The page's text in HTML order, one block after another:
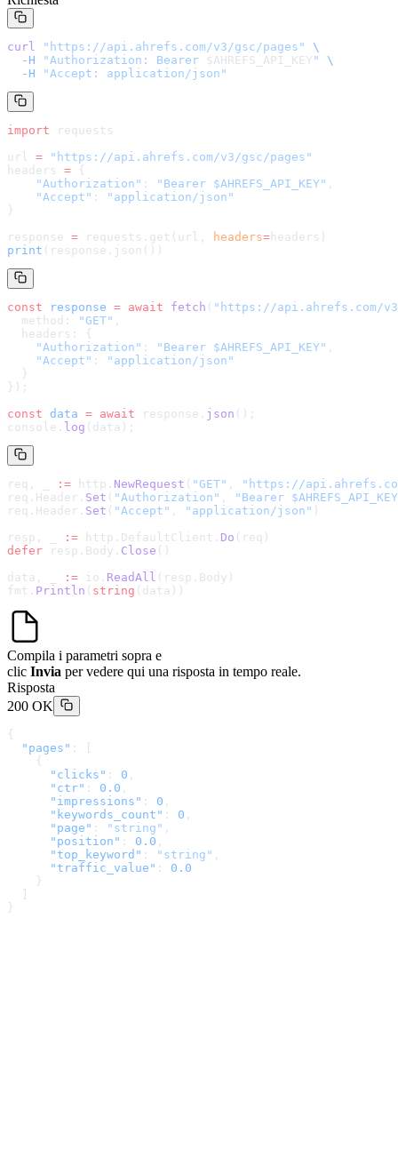
curl " https://api.ahrefs.com/v3/gsc/pages "
\
  -H
"Authorization: Bearer $AHREFS_API_KEY "
\
  -H
"Accept: application/json"
import requests
url = " https://api.ahrefs.com/v3/gsc/pages "
headers = {
    "Authorization"
: "Bearer $AHREFS_API_KEY" ,
    "Accept"
:
"application/json"
}
response = requests.get(url, headers= headers )
print (response.json())
const response = await fetch ( " https://api.ahrefs.com/
  method:
"GET" ,
  headers: {
    "Authorization"
: "Bearer $AHREFS_API_KEY" ,
    "Accept"
:
"application/json"
  }
});
const data = await response. json ();
console. log (data);
req, _ := http. NewRequest ( "GET" , " https://
req.Header. Set ( "Authorization" ,
"Bearer
req.Header. Set ( "Accept" , "application/json" )
resp, _
:= http.DefaultClient. Do (req)
defer resp.Body. Close ()
data, _
:= io. ReadAll (resp.Body)
fmt. Println ( string (data))
Compila i parametri sopra e
clic Invia per vedere qui una risposta in tempo reale.
Risposta
200 OK
{
  "pages"
: [
    {
      "clicks"
: 0 ,
      "ctr"
: 0.0 ,
      "impressions"
: 0 ,
      "keywords_count"
: 0 ,
      "page"
: "string" ,
      "position"
: 0.0 ,
      "top_keyword"
: "string" ,
      "traffic_value"
: 0.0
    }
}